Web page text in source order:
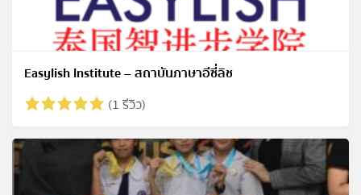
Easylish Institute – สถาบันภาษาอีซี่ลิช
(1 รีวิว)